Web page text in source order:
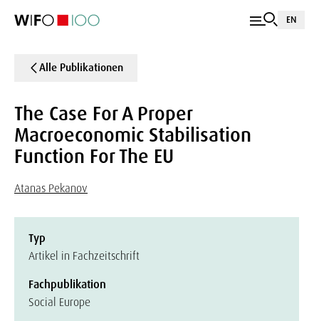
EN
Alle Publikationen
The Case For A Proper
Macroeconomic Stabilisation
Function For The EU
Atanas Pekanov
Typ
Artikel in Fachzeitschrift
Fachpublikation
Social Europe